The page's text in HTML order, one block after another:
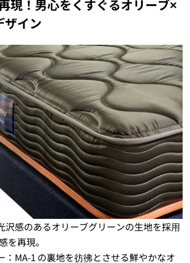
現！男心をくすぐるオリーブ×
ザイン
沢感のあるオリーブグリーンの生地を採⽤
を再現。
：MA-1 の裏地を彷彿とさせる鮮やかなオ